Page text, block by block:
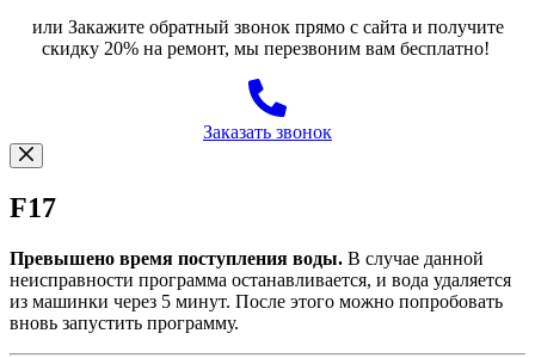
или Закажите обратный звонок прямо с сайта и получите
скидку 20% на ремонт, мы перезвоним вам бесплатно!
Заказать звонок
F17
Превышено время поступления воды. В случае данной
неисправности программа останавливается, и вода удаляется
из машинки через 5 минут. После этого можно попробовать
вновь запустить программу.